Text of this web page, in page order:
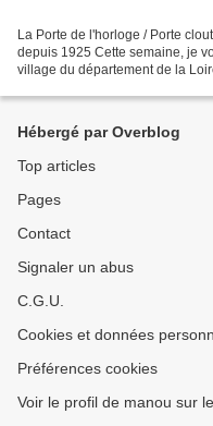
La Porte de l'horloge / Porte
depuis 1925 Cette semaine, je
village du département de la
Hébergé par Overblog
Top articles
Pages
Contact
Signaler un abus
C.G.U.
Cookies et données
Préférences cookies
Voir le profil de manou sur